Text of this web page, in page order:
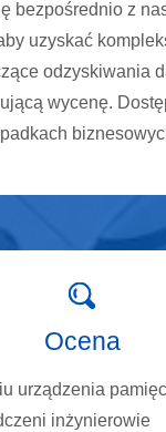
bezpośrednio z
uzyskać
odzyskiwania
wycenę.
Ocena
urządzenia
inżynierowie